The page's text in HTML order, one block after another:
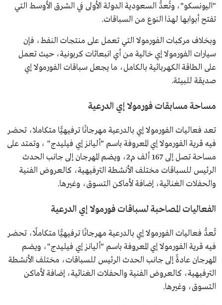
"اليونسكو"، وتُعدُّ السعودية الدولة الأولى في الشرق الأوسط التي
تفتح أبوابها لهذا النوع من السباقات.
وبخلاف مركبات الفورمولا التي تعمل على منتجات النفط، فإن
سيارات الفورمولا إي خالية من أي انبعاثات كربونية، حيث تعمل
على الطاقة الكهربائية بالكامل، ما يجعل سباقات الفورمولا إي
صديقة للبيئة.
مساحة مسابقات فورمولا إي الدرعية
تعد فعاليات الفورمولا إي بالدرعية مهرجانًا ترفيهيًّا متكاملا، تحضر
فيه قرية الفورمولا إي المعروفة باسم "أليانز إي فيليدج" ، وتمتد على
مساحة تصل إلى 167 ألف م2، ويضم المهرجان إلى جانب الحدث
الرئيس للسباقات مختلف الأنشطة الترفيهية، كالعروض الفنية
والحفلات الغنائية، إضافة لأماكن التسوق، وغيرها.
الفعاليات المصاحبة لسباقات فورمولا إي الدرعية
تُعدُّ فعاليات الفورمولا إي بالدرعية مهرجانًا ترفيهيًّا متكاملًا، تحضر
فيه قرية الفورمولا إي المعروفة باسم "أليانز إي فيليدج"، ويضم
المهرجان عادةً إلى جانب الحدث الرئيس للسباقات، مختلف الأنشطة
الترفيهية، كالعروض الفنية والحفلات الغنائية، إضافة لأماكن
التسوق، وغيرها.